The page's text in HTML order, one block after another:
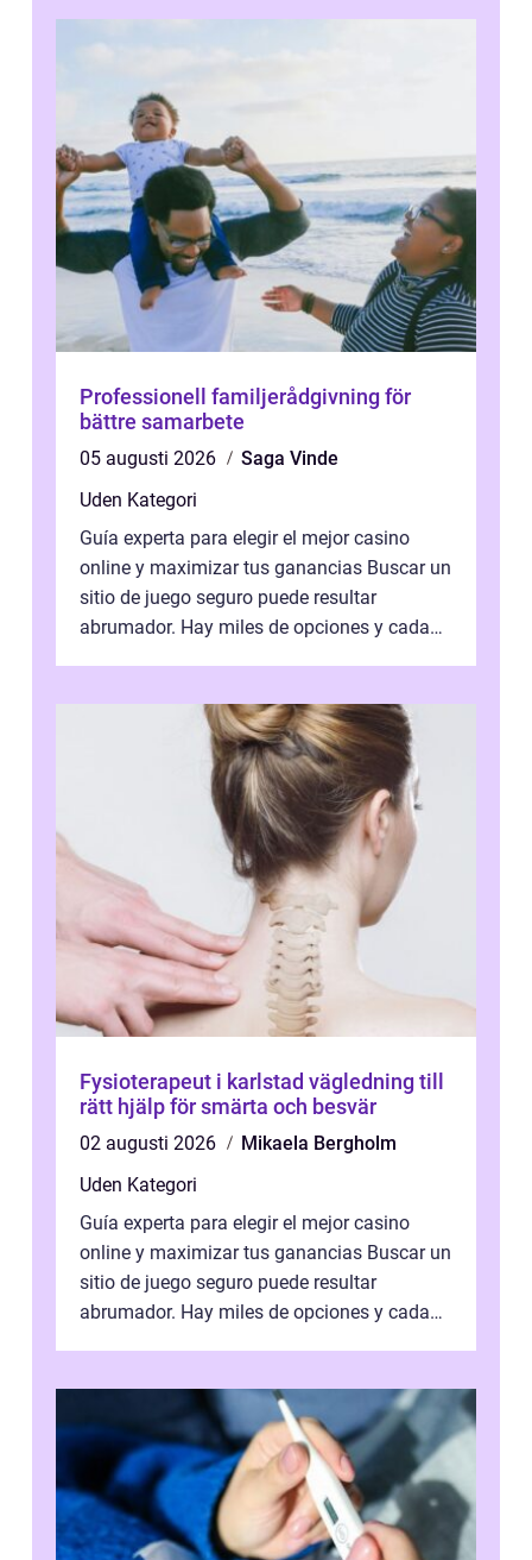
Professionell familjerådgivning för
bättre samarbete
05 augusti 2026
Saga Vinde
Uden Kategori
Guía experta para elegir el mejor casino
online y maximizar tus ganancias Buscar un
sitio de juego seguro puede resultar
abrumador. Hay miles de opciones y cada
Fysioterapeut i karlstad vägledning till
rätt hjälp för smärta och besvär
02 augusti 2026
Mikaela Bergholm
Uden Kategori
Guía experta para elegir el mejor casino
online y maximizar tus ganancias Buscar un
sitio de juego seguro puede resultar
abrumador. Hay miles de opciones y cada